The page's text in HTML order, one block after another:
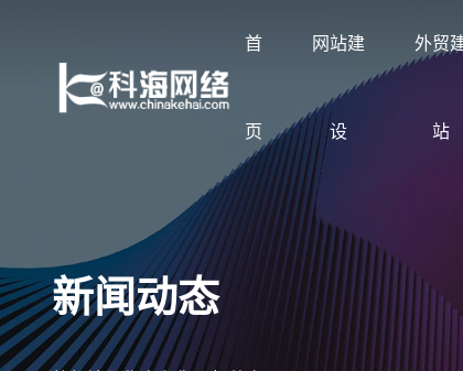
首
页
网站建
设
让企业品牌价值更进一步
专注网站建设与搜索优化服务
外贸
站
展示企业网站建设案例
覆盖集团官网、品牌官网、营销型网站与外
贸网站
按行业与需求定制方案
网站建设、SEO优化、GEO优化与线上获
客方案
科海知识库
分享企业网站建设、SEO优化、GEO优化
与线上获客实战经验
了解科海网络
2002年至今专注企业网站建设与搜索优化
新闻动态